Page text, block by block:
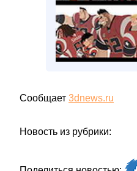
Сообщает 3dnews.ru
Новость из рубрики: